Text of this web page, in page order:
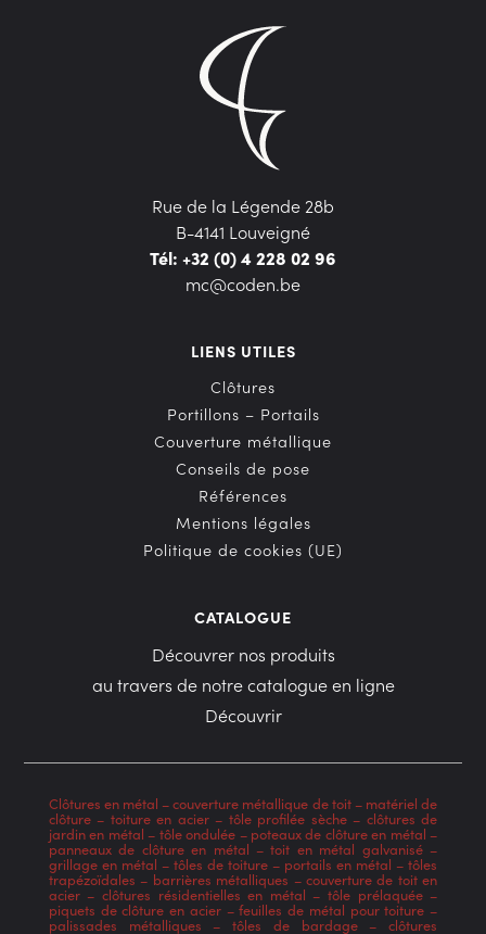
Rue de la Légende 28b
B-4141 Louveigné
Tél: +32 (0) 4 228 02 96
mc@coden.be
LIENS UTILES
Clôtures
Portillons – Portails
Couverture métallique
Conseils de pose
Références
Mentions légales
Politique de cookies (UE)
CATALOGUE
Découvrer nos produits
au travers de notre catalogue en ligne
Découvrir
Clôtures en métal–couverture métallique de toit– matériel de
clôture– toiture en acier– tôle profilée sèche– clôtures de
jardin en métal – tôle ondulée – poteaux de clôture en métal –
panneaux de clôture en métal–toit en métal galvanisé–
grillage en métal – tôles de toiture – portails en métal –tôles
trapézoïdales – barrières métalliques – couverture de toit en
acier– clôtures résidentielles en métal – tôle prélaquée–
piquets de clôture en acier–feuilles de métal pour toiture –
palissades métalliques –tôles de bardage–clôtures